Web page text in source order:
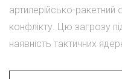
артилерійсько-ракетний
конфлікту. Цю загрозу
наявність тактичних